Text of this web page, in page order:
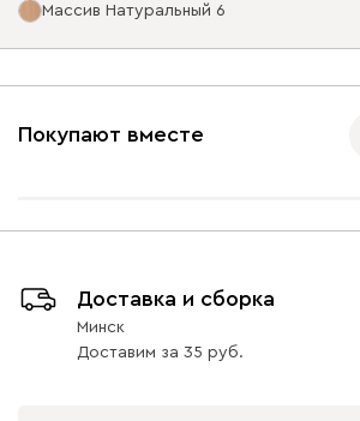
Ультра
Массив Натуральный 6
33
Натуральный 6
Покупают вместе
Доставка и сборка
Минск
Доставим за 35